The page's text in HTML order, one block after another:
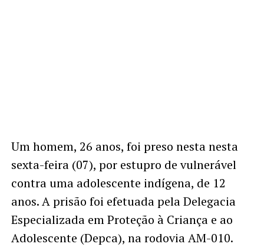
Um homem, 26 anos, foi preso nesta nesta
sexta-feira (07), por estupro de vulnerável
contra uma adolescente indígena, de 12
anos. A prisão foi efetuada pela Delegacia
Especializada em Proteção à Criança e ao
Adolescente (Depca), na rodovia AM-010.